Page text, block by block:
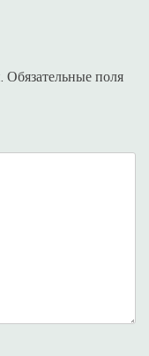
Обязательные поля